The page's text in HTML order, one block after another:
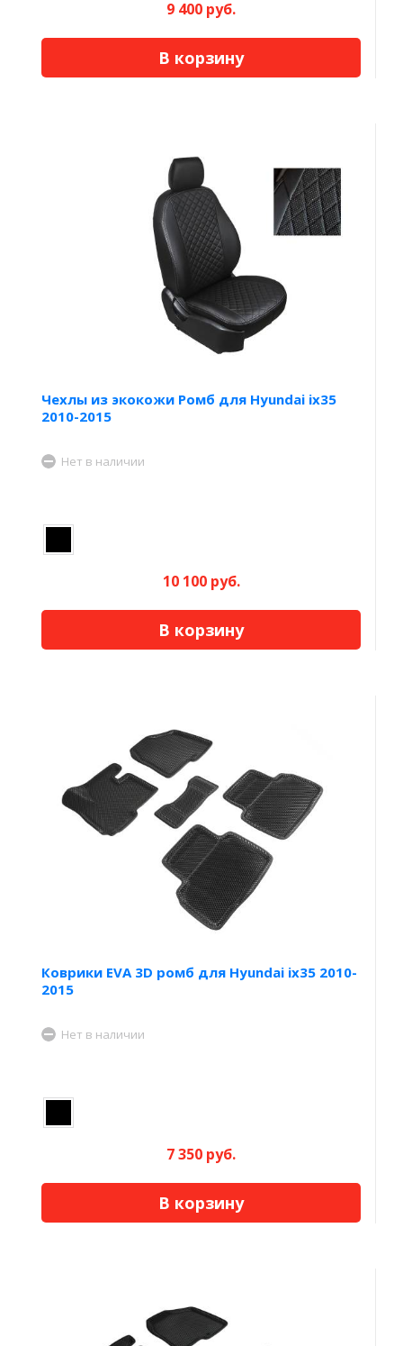
9 400 руб.
В корзину
Чехлы из экокожи Ромб для Hyundai ix35
2010-2015
Нет в наличии
10 100 руб.
В корзину
Коврики EVA 3D ромб для Hyundai ix35 2010-
2015
Нет в наличии
7 350 руб.
В корзину